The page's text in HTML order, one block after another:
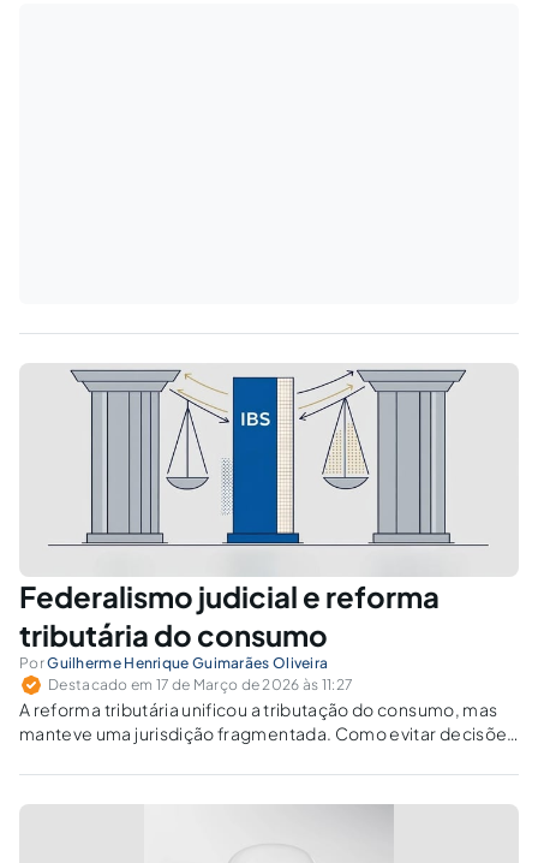
Federalismo judicial e reforma
tributária do consumo
PorGuilherme Henrique Guimarães Oliveira
Destacado em 17 de Março de 2026 às 11:27
A reforma tributária unificou a tributação do consumo, mas
manteve uma jurisdição fragmentada. Como evitar decisões